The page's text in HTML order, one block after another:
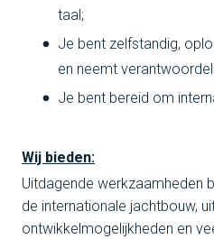
taal;
Je bent zelfstandig,
en neemt
Je bent bereid om
Wij bieden:
Uitdagende werkzaamheden
de internationale jachtbouw,
ontwikkelmogelijkheden en